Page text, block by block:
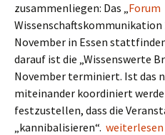
zusammenliegen: Das „Forum
Wissenschaftskommunikation
November in Essen
darauf ist die „Wissenswerte
November terminiert. Ist das
miteinander koordiniert
festzustellen, dass die
„kannibalisieren“. Offener
weiterlesen